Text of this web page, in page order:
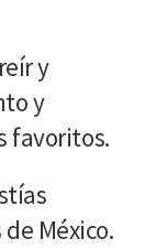
y
y
favoritos.
México.